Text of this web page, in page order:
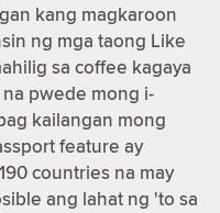
kang magkaroon
ng mga taong Like
sa coffee kagaya
pwede mong i-
kailangan mong
feature ay
countries na may
ang lahat ng 'to sa